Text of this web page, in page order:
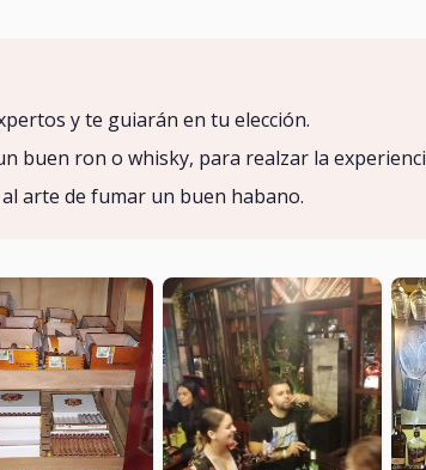
y te guiarán en tu elección.
buen ron o whisky, para realzar la
arte de fumar un buen habano.